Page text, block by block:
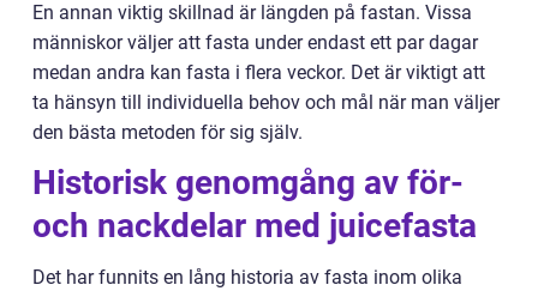
En annan viktig skillnad är längden på fastan. Vissa
människor väljer att fasta under endast ett par dagar
medan andra kan fasta i flera veckor. Det är viktigt att
ta hänsyn till individuella behov och mål när man väljer
den bästa metoden för sig själv.
Historisk genomgång av för-
och nackdelar med juicefasta
Det har funnits en lång historia av fasta inom olika